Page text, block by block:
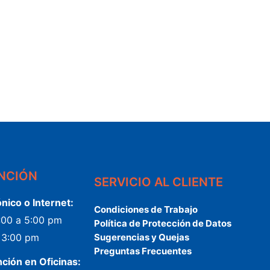
o Internet:
a 5:00 pm
pm
en Oficinas:
SERVICIO AL CLIENTE
Condiciones de Trabajo
Política de Protección de Datos
Sugerencias y Quejas
Preguntas Frecuentes